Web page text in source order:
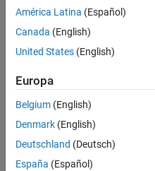
Marketing Communications
Marketing Services
Business Model Team
es
keine
offenen
Stellen,
Ihren
Suchkriterien
entsprechen.
können
die
América Latina (Español)
Canada (English)
United States (English)
Europa
Belgium (English)
Denmark (English)
Deutschland (Deutsch)
España (Español)